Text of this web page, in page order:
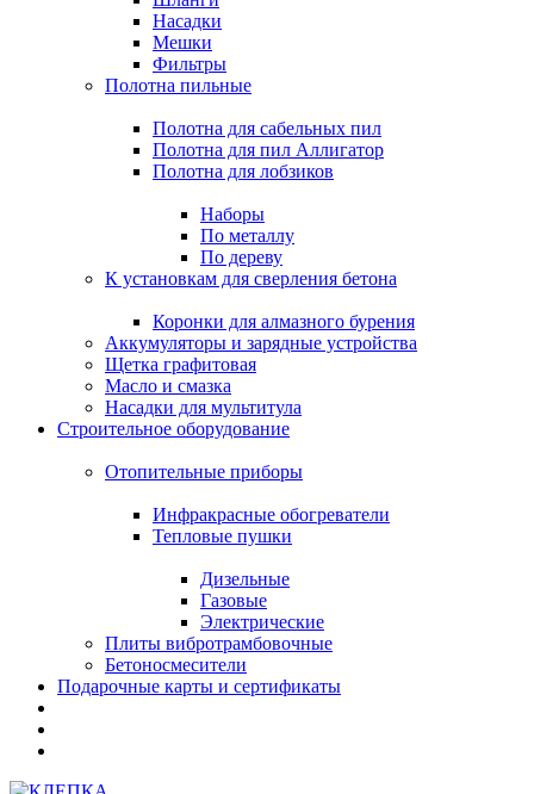
Насадки
Мешки
Фильтры
Полотна пильные
Полотна для сабельных пил
Полотна для пил Аллигатор
Полотна для лобзиков
Наборы
По металлу
По дереву
К установкам для сверления бетона
Коронки для алмазного бурения
Аккумуляторы и зарядные устройства
Щетка графитовая
Масло и смазка
Насадки для мультитула
Строительное оборудование
Отопительные приборы
Инфракрасные обогреватели
Тепловые пушки
Дизельные
Газовые
Электрические
Плиты вибротрамбовочные
Бетоносмесители
Подарочные карты и сертификаты